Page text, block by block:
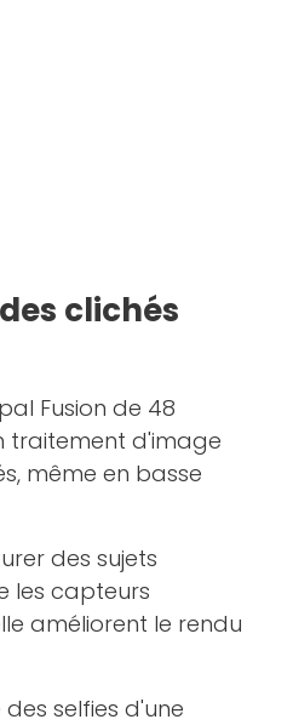
clichés
Fusion de 48
traitement d'image
même en basse
des sujets
les capteurs
améliorent le rendu
selfies d'une